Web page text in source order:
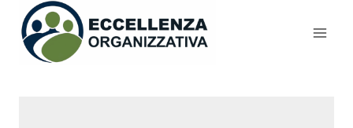
Salta
contenuto